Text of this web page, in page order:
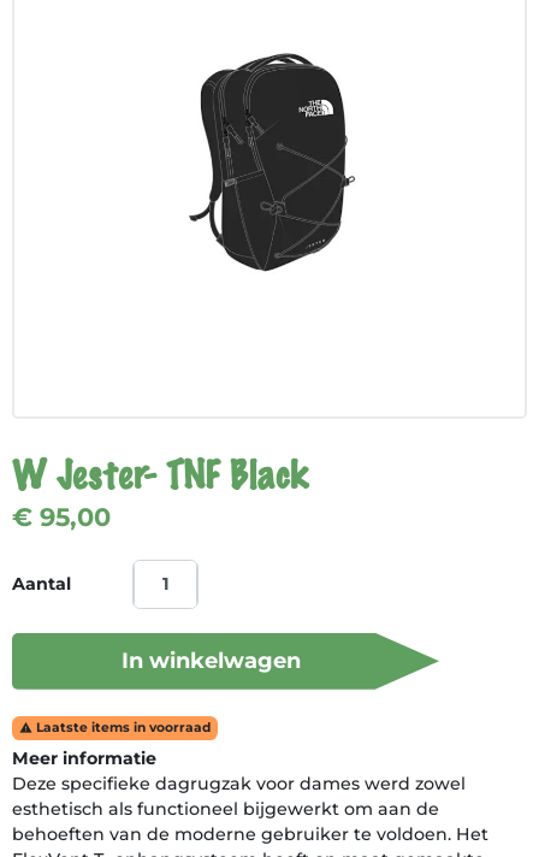
W Jester- TNF Black
€ 95,00
Aantal
In winkelwagen
 Laatste items in voorraad
Meer informatie
Deze specifieke dagrugzak voor dames werd zowel
esthetisch als functioneel bijgewerkt om aan de
behoeften van de moderne gebruiker te voldoen. Het